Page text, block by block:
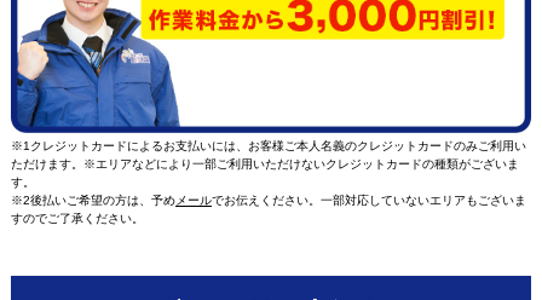
※1クレジットカードによるお支払いには、お客様ご本人名義のクレジットカードのみご利用い
ただけます。※エリアなどにより一部ご利用いただけないクレジットカードの種類がございま
す。
※2後払いご希望の方は、予めメールでお伝えください。一部対応していないエリアもございま
すのでご了承ください。